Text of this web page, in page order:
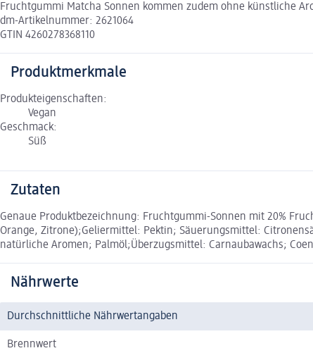
Fruchtgummi Matcha Sonnen kommen zudem ohne künstliche
dm-Artikelnummer: 2621064
GTIN 4260278368110
Produktmerkmale
Produkteigenschaften:
Vegan
Geschmack:
Süß
Zutaten
Genaue Produktbezeichnung: Fruchtgummi-Sonnen mit 20%
Orange, Zitrone);Geliermittel: Pektin; Säuerungsmittel:
natürliche Aromen; Palmöl;Überzugsmittel: Carnaubawachs;
Nährwerte
Durchschnittliche Nährwertangaben
Brennwert